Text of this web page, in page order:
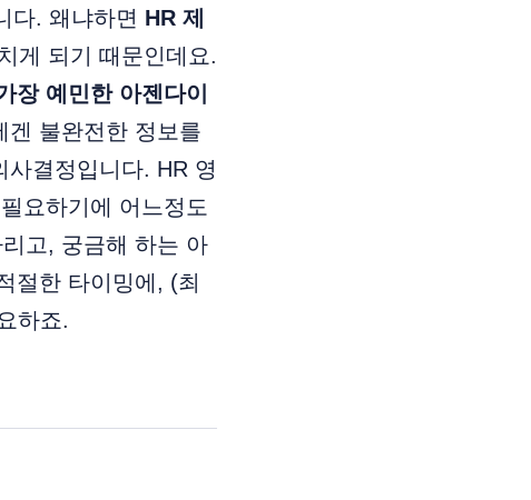
다. 왜냐하면 HR 제
게 되기 때문인데요.
장 예민한 아젠다이
겐 불완전한 정보를
결정입니다. HR 영
요하기에 어느정도
고, 궁금해 하는 아
절한 타이밍에, (최
하죠.